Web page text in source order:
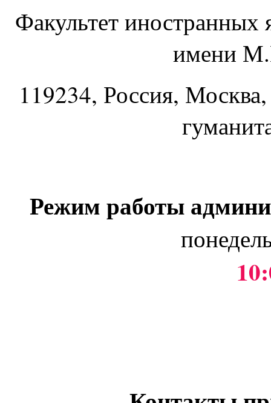
Факультет
имени
119234, Россия,
Режим работы